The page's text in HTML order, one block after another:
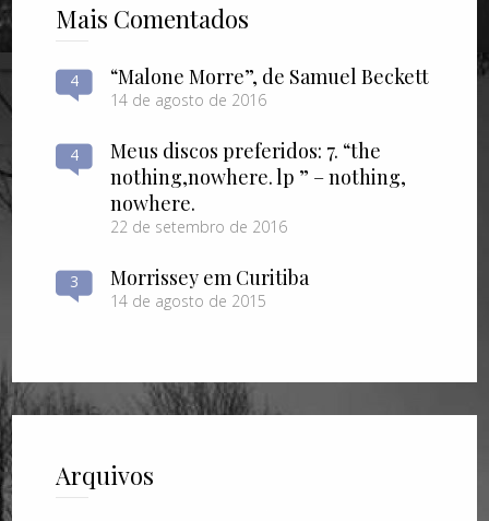
Mais Comentados
4 “Malone Morre”, de Samuel Beckett
14 de agosto de 2016
4
Meus discos preferidos: 7. “the
nothing​,​nowhere. lp ” – nothing​,​
nowhere.
22 de setembro de 2016
3 Morrissey em Curitiba
14 de agosto de 2015
Arquivos